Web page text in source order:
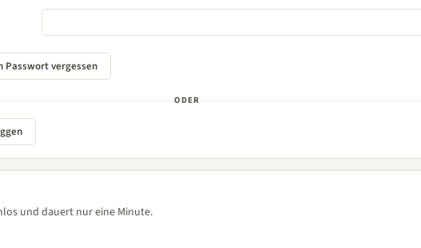
ODER
und dauert nur eine Minute.